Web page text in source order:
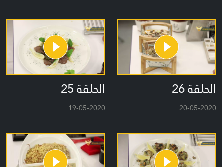
الحلقة 26
20-05-2020
الحلقة 25
19-05-2020